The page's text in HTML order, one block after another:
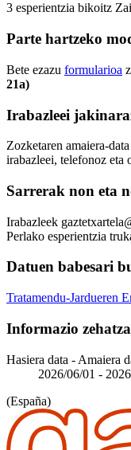
3 esperientzia bikoitz
Parte hartzeko
Bete ezazu formularioa
21a)
Irabazleei
Zozketaren amaiera-
irabazleei, telefonoz eta
Sarrerak non eta
Irabazleek
Perlako esperientzia
Datuen babesari
Tratamendu-Jardueren
Informazio zehatza
Hasiera data - Amaiera
2026/06/01 -
(España)